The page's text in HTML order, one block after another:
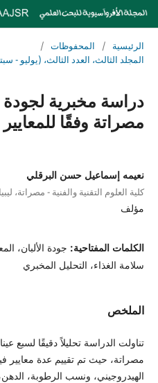
الرئيسية / المحفوظات /
المجلد الثالث، العدد الثالث، (يوليو -
دراسة مخبرية لجودة
مصراتة وفقًا
نعيمه إسماعيل حسن البرقلي
كلية العلوم التقنية والفنية - مصراتة، ليبيا
مؤلف
الكلمات المفتاحية: جودة الألبان،
سلامة الغذاء، التحليل المخبري
الملخص
تناولت الدراسة تحليلاً دقيقًا لسبع
مصراتة، حيث تم تقييم عدة معايير
الهيدروجيني، ونسب الرطوبة،